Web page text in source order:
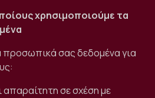
χρησιμοποιούμε τα
σας δεδομένα για
απαραίτητη σε σχέση με